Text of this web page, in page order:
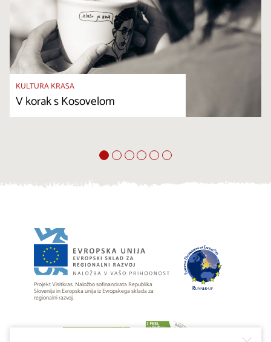
KULTURA KRASA
V korak s Kosovelom
Projekt Visitkras. Naložbo sofinancirata Republika
Slovenija in Evropska unija iz Evropskega sklada za
regionalni razvoj.